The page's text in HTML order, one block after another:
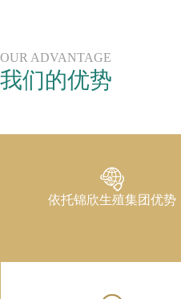
OUR ADVANTAGE
我们的优势
依托锦欣生殖集团优势